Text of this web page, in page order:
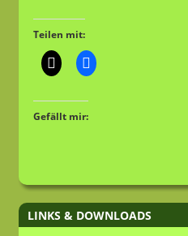
Teilen mit:
Gefällt mir:
LINKS & DOWNLOADS